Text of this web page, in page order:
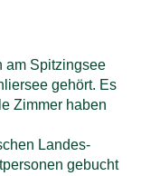
am Spitzingsee
gehört. Es
Zimmer haben
Landes-
gebucht